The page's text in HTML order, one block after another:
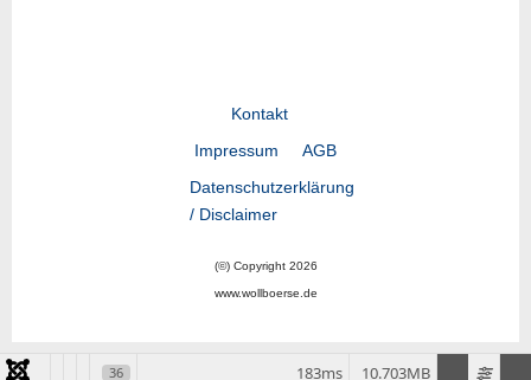
Kontakt
Impressum
AGB
Datenschutzerklärung
/ Disclaimer
(©) Copyright 2026
www.wollboerse.de
36 10.703MB
183ms